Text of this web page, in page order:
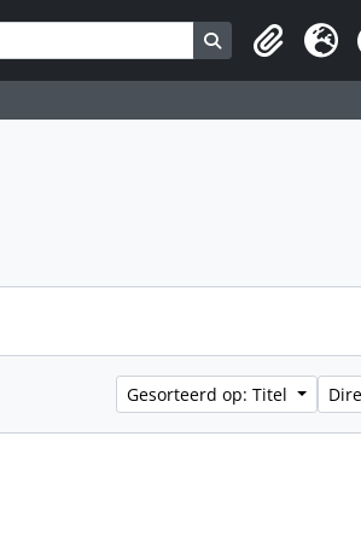
Search in browse
Clipboard
Taal
Gesorteerd op: Titel